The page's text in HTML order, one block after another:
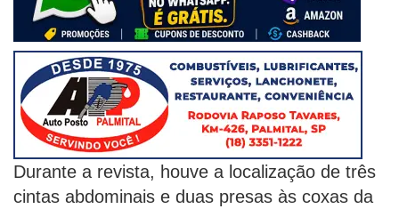
Durante a revista, houve a localização de três
cintas abdominais e duas presas às coxas da